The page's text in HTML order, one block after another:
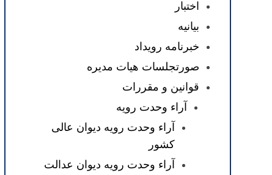
اختبار
بیانیه
خبرنامه رویداد
صورتجلسات هیات مدیره
قوانین و مقررات
آراء وحدت رویه
آراء وحدت رویه دیوان عالی
کشور
آراء وحدت رویه دیوان عدالت